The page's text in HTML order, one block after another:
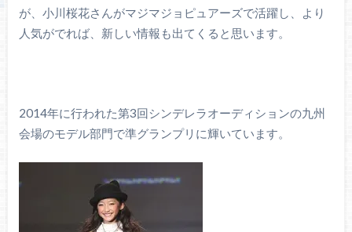
が、小川桜花さんがマジマジョピュアーズで活躍し、より
人気がでれば、新しい情報も出てくると思います。
2014年に行われた第3回シンデレラオーディションの九州
会場のモデル部門で準グランプリに輝いています。